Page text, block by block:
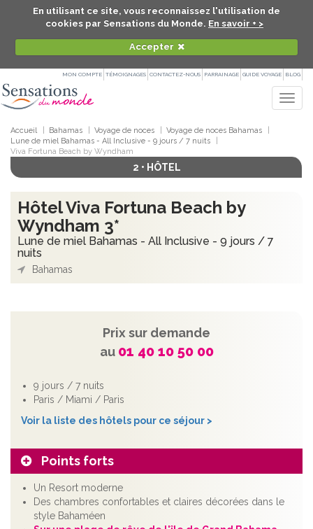
En utilisant ce site, vous reconnaissez l'utilisation de
cookies par Sensations du Monde. En savoir + >
Accepter
MON COMPTE TÉMOIGNAGES CONTACTEZ-NOUS PARRAINAGE GUIDE VOYAGE BLOG
Accueil Bahamas Voyage de noces
Voyage de noces Bahamas
Lune de miel Bahamas - All Inclusive - 9 jours / 7 nuits
Viva Fortuna Beach by Wyndham
2 • HÔTEL
Hôtel Viva Fortuna Beach by
Wyndham 3*
Lune de miel Bahamas - All Inclusive - 9 jours / 7
nuits
Bahamas
Prix sur demande
au 01 40 10 50 00
9 jours / 7 nuits
Paris / Miami / Paris
Voir la liste des hôtels pour ce séjour >
Points forts
Un Resort moderne
Des chambres confortables et claires décorées dans le
style Bahaméen